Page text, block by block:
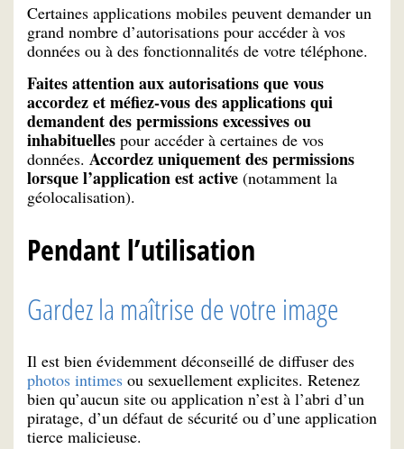
Certaines applications mobiles peuvent demander un
grand nombre d’autorisations pour accéder à vos
données ou à des fonctionnalités de votre téléphone.
Faites attention aux autorisations que vous
accordez et méfiez-vous des applications qui
demandent des permissions excessives ou
inhabituelles pour accéder à certaines de vos
données. Accordez uniquement des permissions
lorsque l’application est active (notamment la
géolocalisation).
Pendant l’utilisation
Gardez la maîtrise de votre image
Il est bien évidemment déconseillé de diffuser des
photos intimes ou sexuellement explicites. Retenez
bien qu’aucun site ou application n’est à l’abri d’un
piratage, d’un défaut de sécurité ou d’une application
tierce malicieuse.